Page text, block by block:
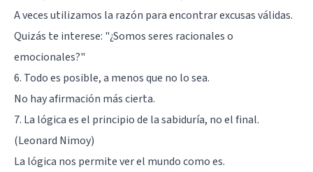
A veces utilizamos la razón para encontrar excusas válidas.
Quizás te interese: "¿Somos seres racionales o
emocionales?"
6. Todo es posible, a menos que no lo sea.
No hay afirmación más cierta.
7. La lógica es el principio de la sabiduría, no el final.
(Leonard Nimoy)
La lógica nos permite ver el mundo como es.